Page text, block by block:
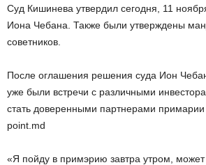
Суд Кишинева утвердил сегодня, 11
Иона Чебана. Также были утверждены
советников.
После оглашения решения суда Ион
уже были встречи с различными
стать доверенными партнерами
point.md
«Я пойду в примэрию завтра утром,